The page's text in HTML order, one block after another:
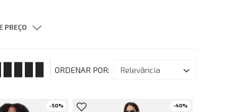
PREÇO
relevância
-50% -40%